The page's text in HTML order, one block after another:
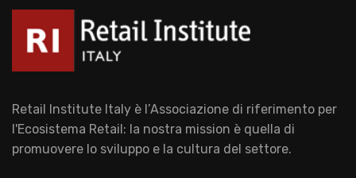
Retail Institute Italy è l’Associazione di riferimento per
l'Ecosistema Retail: la nostra mission è quella di
promuovere lo sviluppo e la cultura del settore.